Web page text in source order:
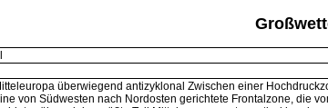
überwiegend antizyklonal Zwischen einer
von Südwesten nach Nordosten gerichtete Frontalzone, die